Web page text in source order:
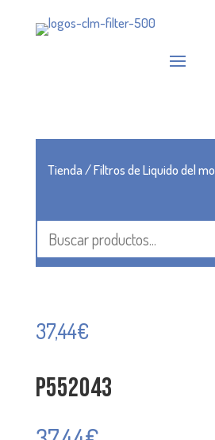
Tienda/Filtros de Liquido del
37,44€
P552043